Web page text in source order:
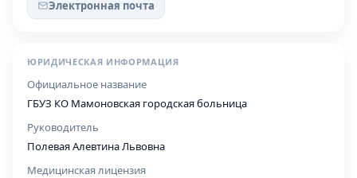
Электронная почта
ЮРИДИЧЕСКАЯ ИНФОРМАЦИЯ
Официальное название
ГБУЗ КО Мамоновская городская больница
Руководитель
Полевая Алевтина Львовна
Медицинская лицензия